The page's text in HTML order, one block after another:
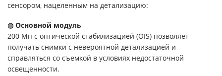
сенсором, нацеленным на детализацию:
◍ Основной модуль
200 Мп с оптической стабилизацией (OIS) позволяет
получать снимки с невероятной детализацией и
справляться со съемкой в условиях недостаточной
освещенности.